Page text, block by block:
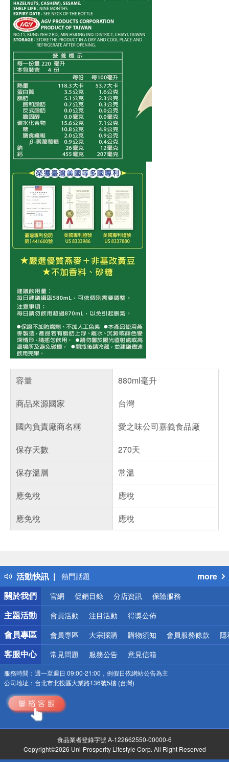
容量
880ml毫升
商品來源國家
台灣
國內負責廠商名稱
愛之味公司嘉義食品廠
保存天數
270天
保存溫層
常溫
應免稅
應稅
應免稅
應稅
活動快訊
得獎公告
熱門話題
銀行優惠
偏遠地區配送
詐騙網頁！請小心！
more
關於我們
官網 促銷目錄 分店資訊 保險服務
主題活動 會員活動 注目活動 得獎公佈
會員專區 會員專區 大宗採購 購物須知 會員服務條款 隱
客服中心 常見問題 服務公告 意見信箱
服務時間： 週一至週日 09:00-21:00，例假日依網站公告為主
公司地址： 台北市北投區大業路136號5樓 (台灣)
食品業者登錄字號 A-122662550-00000-6
Copyright©2026 Uni-Prosperity Lifestyle Corp. All Right Reserved